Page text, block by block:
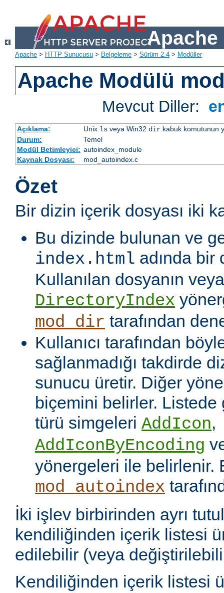
Apache
Apache > HTTP Sunucusu > Belgeleme > Sürüm 2.4 > Modüller
Apache Modülü
Mevcut Diller:
Açıklama: Unix lsveya Win32 dirkabuk komutunun
Durum:
Temel
Modül Betimleyici: autoindex_module
Kaynak Dosyası:
mod_autoindex.c
Özet
Bir dizin içerik dosyası iki
Bu dizinde bulunan ve
index.html adında bir
Kullanılan dosyanın
DirectoryIndex
mod_dir tarafından
Kullanıcı tarafından
sağlanmadığı takdirde
sunucu üretir. Diğer
biçemini belirler.
türü simgeleri AddIcon,
AddIconByEncoding
yönergeleri ile belirlenir.
mod_autoindex
İki işlev birbirinden ayrı
kendiliğinden içerik listesi
edilebilir (veya
Kendiliğinden içerik listesi